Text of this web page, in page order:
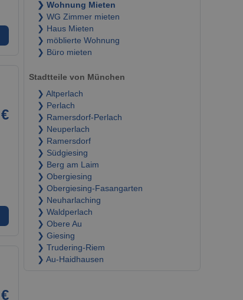
❯ Wohnung Mieten
❯ WG Zimmer mieten
❯ Haus Mieten
❯ möblierte Wohnung
❯ Büro mieten
Stadtteile von München
❯ Altperlach
❯ Perlach
❯ Ramersdorf-Perlach
❯ Neuperlach
❯ Ramersdorf
❯ Südgiesing
❯ Berg am Laim
❯ Obergiesing
❯ Obergiesing-Fasangarten
❯ Neuharlaching
❯ Waldperlach
❯ Obere Au
❯ Giesing
❯ Trudering-Riem
❯ Au-Haidhausen